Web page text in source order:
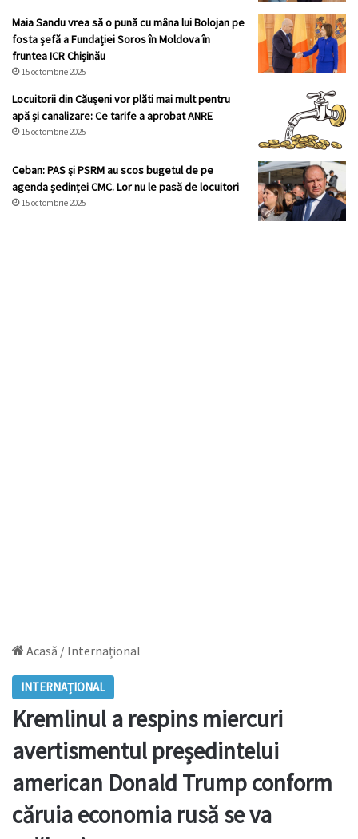
Maia Sandu vrea să o pună cu mâna lui Bolojan pe
fosta șefă a Fundației Soros în Moldova în
fruntea ICR Chișinău
15 octombrie 2025
Locuitorii din Căușeni vor plăti mai mult pentru
apă și canalizare: Ce tarife a aprobat ANRE
15 octombrie 2025
Ceban: PAS și PSRM au scos bugetul de pe
agenda ședinței CMC. Lor nu le pasă de locuitori
15 octombrie 2025